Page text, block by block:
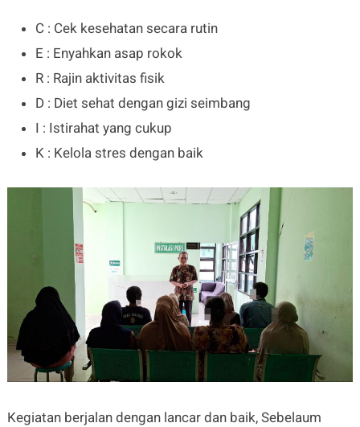
C : Cek kesehatan secara rutin
E : Enyahkan asap rokok
R : Rajin aktivitas fisik
D : Diet sehat dengan gizi seimbang
I : Istirahat yang cukup
K : Kelola stres dengan baik
Kegiatan berjalan dengan lancar dan baik, Sebelaum